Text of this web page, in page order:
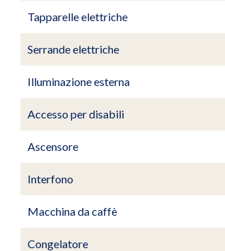
Tapparelle elettriche
Serrande elettriche
Illuminazione esterna
Accesso per disabili
Ascensore
Interfono
Macchina da caffè
Congelatore